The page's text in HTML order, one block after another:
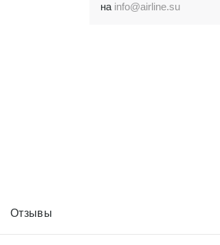
на info@airline.su
Отзывы